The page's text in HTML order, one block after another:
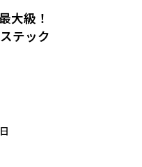
大級！
ステック